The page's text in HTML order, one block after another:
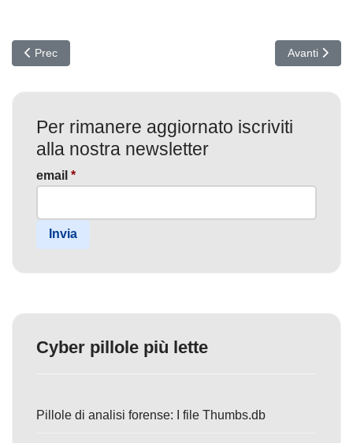
Articolo precedente: Vigorish Viper: La Rete Criminale Cinese
Prec Articolo
Avanti
Per rimanere aggiornato iscriviti
alla nostra newsletter
email *
Invia
Cyber pillole più lette
Pillole di analisi forense: I file Thumbs.db